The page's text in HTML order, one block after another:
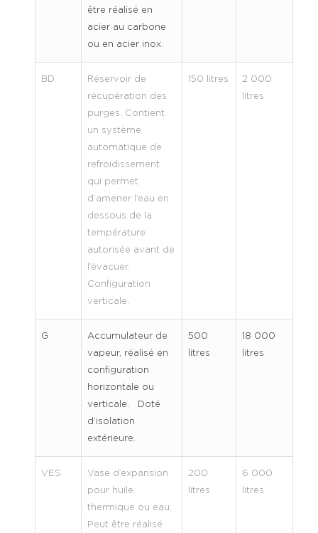
être réalisé en
acier au carbone
ou en acier inox.
BD
Réservoir de
récupération des
purges. Contient
un système
automatique de
refroidissement
qui permet
d’amener l’eau en
dessous de la
température
autorisée avant de
l’évacuer.
Configuration
verticale.
150 litres
2 000
litres
G
Accumulateur de
vapeur, réalisé en
configuration
horizontale ou
verticale. Doté
d’isolation
extérieure.
500
litres
18 000
litres
VES
Vase d’expansion
pour huile
thermique ou eau.
Peut être réalisé
200
litres
6 000
litres